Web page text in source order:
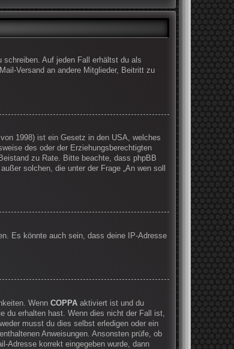
Auf jeden Fall erhältst du als
Versand an andere Mitglieder, Beitritt zu
1998) ist ein Gesetz in den USA, welches
des oder der Erziehungsberechtigten
zu Rate. Bitte beachte, dass phpBB
solchen, die unter der Frage „An wen soll
Es könnte auch sein, dass deine IP-Adresse
Wenn COPPA aktiviert ist und du
du erhalten hast. Wenn dies nicht der Fall ist,
musst du dies selbst erledigen oder ein
Anweisungen. Ansonsten prüfe, ob
Adresse korrekt eingegeben wurde, dann